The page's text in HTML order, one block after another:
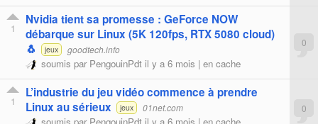
1
Nvidia tient sa promesse : GeForce NOW
débarque sur Linux (5K 120fps, RTX 5080 cloud)
🐧
jeux goodtech.info
soumis par PengouinPdt il y a 6 mois | en cache
0
1
L’industrie du jeu vidéo commence à prendre
Linux au sérieux
jeux 01net.com 0